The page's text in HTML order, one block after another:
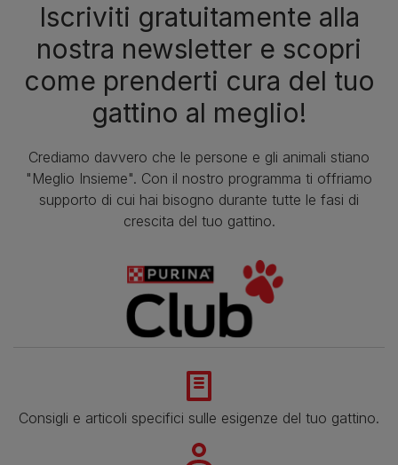
Iscriviti gratuitamente alla
nostra newsletter e scopri
come prenderti cura del tuo
gattino al meglio!
Crediamo davvero che le persone e gli animali stiano
"Meglio Insieme". Con il nostro programma ti offriamo
supporto di cui hai bisogno durante tutte le fasi di
crescita del tuo gattino.
Consigli e articoli specifici sulle esigenze del tuo gattino.